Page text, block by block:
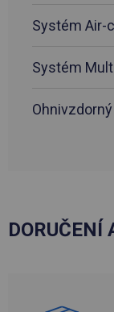
Systém Air-
Systém
Ohnivzdorný
DORUČENÍ